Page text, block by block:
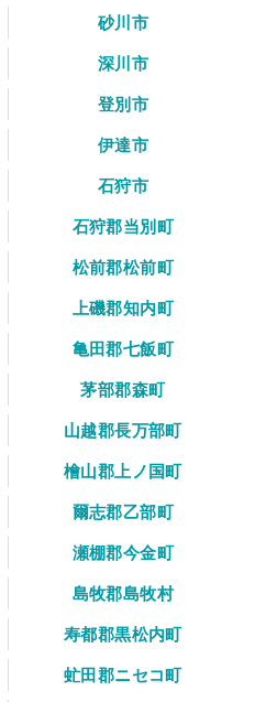
砂川市
深川市
登別市
伊達市
石狩市
石狩郡当別町
松前郡松前町
上磯郡知内町
亀田郡七飯町
茅部郡森町
山越郡長万部町
檜山郡上ノ国町
爾志郡乙部町
瀬棚郡今金町
島牧郡島牧村
寿都郡黒松内町
虻田郡ニセコ町